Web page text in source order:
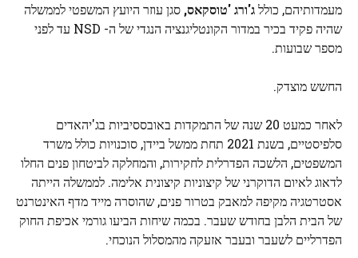
מעמדותיהם, כוללג'ורג 'טוסקאס, סגן עוזר היועץ המשפטי לממשלה
שהיה פקיד בכיר במדור הקונטליגנציה הנגדי של ה- NSD עד לפני
מספר שבועות.
החשש מוצדק.
לאחר כמעט 20 שנה של התמקדות באובססיביות בג'יהאדים
סלפיסטיים, בשנת 2021 תחת ממשל ביידן, סוכנויות כולל משרד
המשפטים, הלשכה הפדרלית לחקירות, והמחלקה לביטחון פנים החלו
לדאוג לאיום הדוקרני של קיצוניות קיצונית אלימה. לממשלה הייתה
אסטרטגיה מקיפה למאבק בטרור פנים, שהוסרה מייד מדף האינטרנט
של הבית הלבן בחודש שעבר. בכמה שיחות הביעו גורמי אכיפת החוק
הפדרליים לשעבר ובעבר אזעקה מהמסלול הנוכחי.